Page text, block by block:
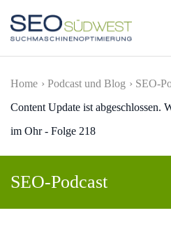
Skip to main content
Home Podcast und Blog SEO-
Content Update ist abgeschlossen.
im Ohr - Folge 218
SEO-Podcast